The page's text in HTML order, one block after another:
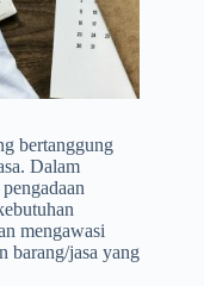
bertanggung
Dalam
mengawasi
barang/jasa yang